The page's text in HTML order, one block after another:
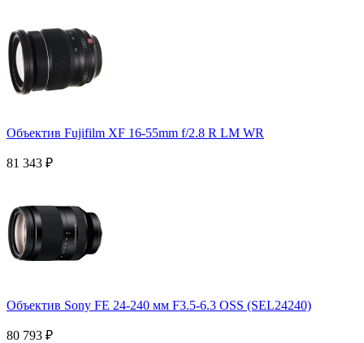
Объектив Fujifilm XF 16-55mm f/2.8 R LM WR
81 343 ₽
Объектив Sony FE 24-240 мм F3.5-6.3 OSS (SEL24240)
80 793 ₽